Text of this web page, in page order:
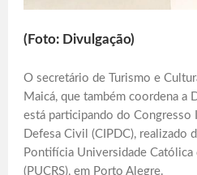
(Foto: Divulgação)
O secretário de Turismo e
Maicá, que também coordena a
está participando do Congresso
Defesa Civil (CIPDC), realizado
Pontifícia Universidade Católica
(PUCRS), em Porto Alegre.